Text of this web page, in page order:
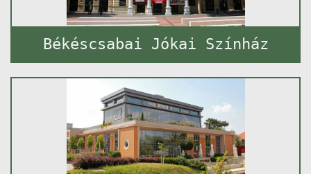
Békéscsabai Jókai Színház